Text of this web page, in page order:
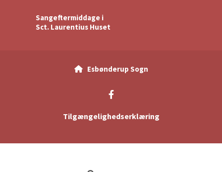
Sangeftermiddage i
Sct. Laurentius Huset
Esbønderup Sogn
Tilgængelighedserklæring